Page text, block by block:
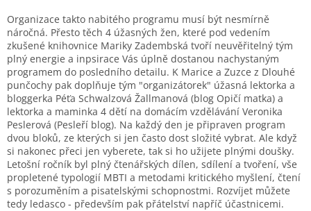
Organizace takto nabitého programu musí být nesmírně
náročná. Přesto těch 4 úžasných žen, které pod vedením
zkušené knihovnice Mariky Zadembská tvoří neuvěřitelný tým
plný energie a inpsirace Vás úplně dostanou nachystaným
programem do posledního detailu. K Marice a Zuzce z Dlouhé
punčochy pak doplňuje tým "organizátorek" úžasná lektorka a
bloggerka Péťa Schwalzová Žallmanová (blog Opičí matka) a
lektorka a maminka 4 dětí na domácím vzdělávání Veronika
Peslerová (Pesleří blog). Na každý den je připraven program
dvou bloků, ze kterých si jen často dost složité vybrat. Ale když
si nakonec přeci jen vyberete, tak si ho užijete plnými doušky.
Letošní ročník byl plný čtenářských dílen, sdílení a tvoření, vše
propletené typologií MBTI a metodami kritického myšlení, čtení
s porozuměním a pisatelskými schopnostmi. Rozvíjet můžete
tedy ledasco - především pak přátelství napříč účastnicemi.